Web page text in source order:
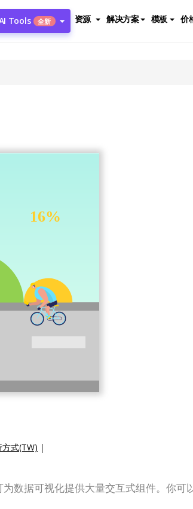
Tools 全新 资源 解决方案 模板 价
方式(TW) |
数据可视化提供大量交互式组件。你可